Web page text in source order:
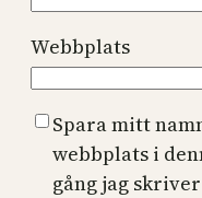
Webbplats
Spara mitt
webbplats i
gång jag